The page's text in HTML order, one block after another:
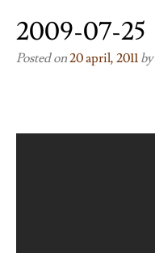
2009-07-25
Posted on20 april, 2011 by